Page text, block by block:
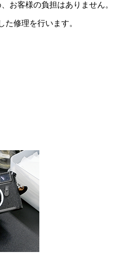
お客様の負担はありません。
修理を行います。